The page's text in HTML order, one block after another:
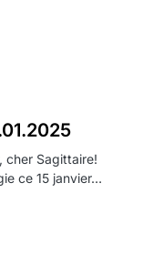
cher Sagittaire!
ce 15 janvier…